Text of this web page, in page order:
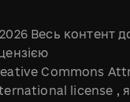
Весь контент
Commons
license ,